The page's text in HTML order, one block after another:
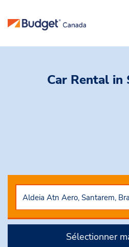
Car Rental in
Sélectionner